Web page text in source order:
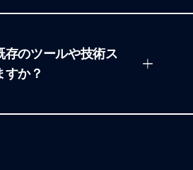
存のツールや技術ス
すか？